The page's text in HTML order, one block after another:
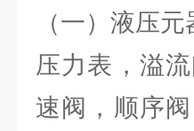
（一）液压
压力表，溢
速阀，顺序